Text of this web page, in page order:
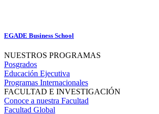
EGADE Business School
NUESTROS PROGRAMAS
Posgrados
Educación Ejecutiva
Programas Internacionales
FACULTAD E INVESTIGACIÓN
Conoce a nuestra Facultad
Facultad Global